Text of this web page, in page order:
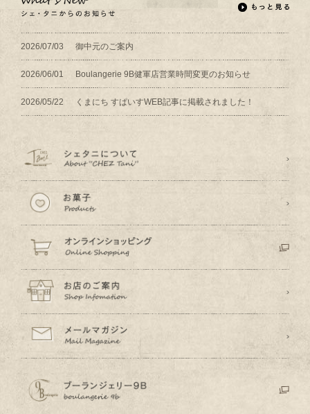
2026/07/03 御中元のご案内
2026/06/01 Boulangerie 9B健軍店営業時間変更のお知らせ
2026/05/22 くまにち すぱいすWEB記事に掲載されました！